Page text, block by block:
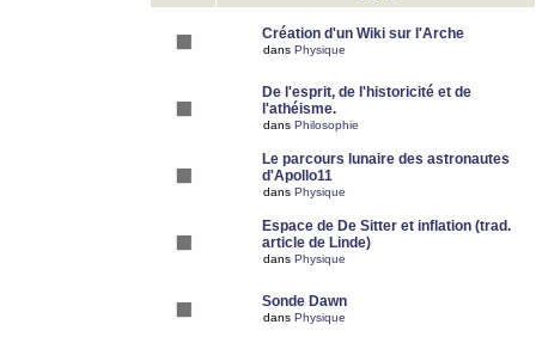
Création d'un Wiki sur l'Arche
dans Physique
De l'esprit, de l'historicité et de
l'athéisme.
dans Philosophie
Le parcours lunaire des astronautes
d'Apollo11
dans Physique
Espace de De Sitter et inflation (trad.
article de Linde)
dans Physique
Sonde Dawn
dans Physique